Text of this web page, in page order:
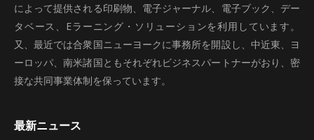
によって提供される印刷物、電子ジャーナル、電子ブック、デー
タベース、Eラーニング・ソリューションを利用しています。
又、最近では合衆国ニューヨークに事務所を開設し、中近東、ヨ
ーロッパ、南米諸国ともそれぞれビジネスパートナーがおり、密
接な共同事業体制を保っています。
最新ニュース